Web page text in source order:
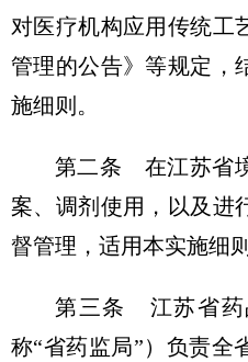
对医疗机构应用传统工
管理的公告》等规定，
施细则。
第二条 在江苏省
案、调剂使用，以及进
督管理，适用本实施细则
第三条 江苏省药
称“省药监局”）负责全